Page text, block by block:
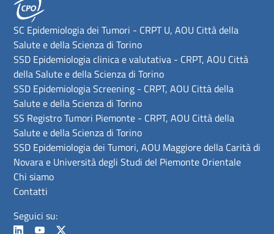
SC Epidemiologia dei Tumori - CRPT U, AOU Città della
Salute e della Scienza di Torino
SSD Epidemiologia clinica e valutativa - CRPT, AOU Città
della Salute e della Scienza di Torino
SSD Epidemiologia Screening - CRPT, AOU Città della
Salute e della Scienza di Torino
SS Registro Tumori Piemonte - CRPT, AOU Città della
Salute e della Scienza di Torino
SSD Epidemiologia dei Tumori, AOU Maggiore della Carità di
Novara e Università degli Studi del Piemonte Orientale
Chi siamo
Contatti
Seguici su: